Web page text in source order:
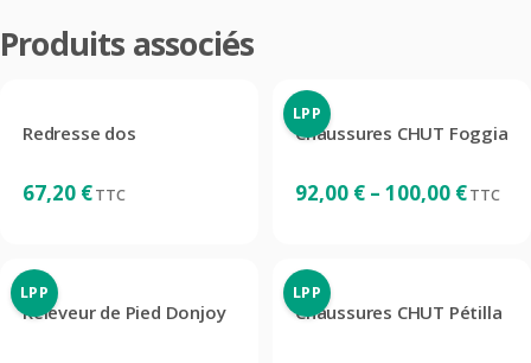
Produits associés
Redresse dos
67,20 €TTC
LPP
Chaussures CHUT Foggia
92,00 € – 100,00 €
Plage
92,00 €
à
100,00 €
TTC
LPP
Releveur de Pied Donjoy
LPP
Chaussures CHUT Pétilla